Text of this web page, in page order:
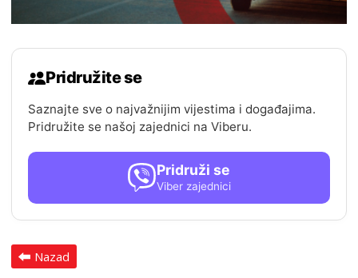
Pridružite se
Saznajte sve o najvažnijim vijestima i događajima.
Pridružite se našoj zajednici na Viberu.
Pridruži se
Viber zajednici
Nazad